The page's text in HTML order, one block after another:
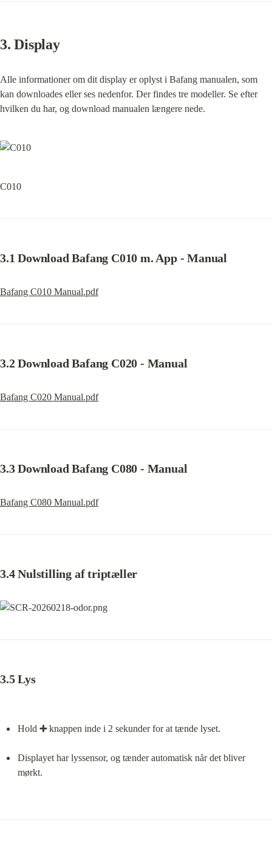
3. Display
Alle informationer om dit display er oplyst i Bafang manualen, som
kan downloades eller ses nedenfor. Der findes tre modeller. Se efter
hvilken du har, og download manualen længere nede.
C010
3.1 Download Bafang C010 m. App - Manual
Bafang C010 Manual.pdf
3.2 Download Bafang C020 - Manual
Bafang C020 Manual.pdf
3.3 Download Bafang C080 - Manual
Bafang C080 Manual.pdf
3.4 Nulstilling af triptæller
3.5 Lys
Hold ➕ knappen inde i 2 sekunder for at tænde lyset.
Displayet har lyssensor, og tænder automatisk når det bliver
mørkt.